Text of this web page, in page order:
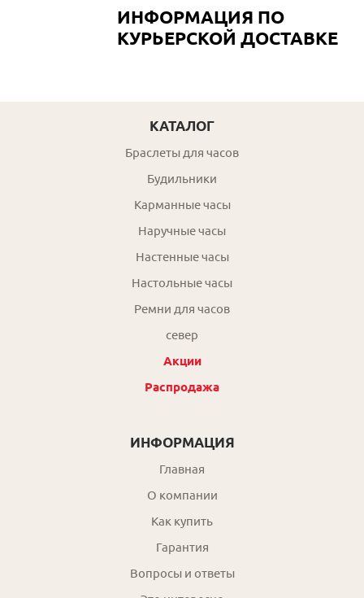
ИНФОРМАЦИЯ ПО
КУРЬЕРСКОЙ ДОСТАВКЕ
КАТАЛОГ
Браслеты для часов
Будильники
Карманные часы
Наручные часы
Настенные часы
Настольные часы
Ремни для часов
север
Акции
Распродажа
ИНФОРМАЦИЯ
Главная
О компании
Как купить
Гарантия
Вопросы и ответы